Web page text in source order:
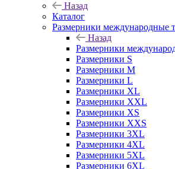
Назад
Каталог
Размерники международные
Назад
Размерники
Размерники S
Размерники M
Размерники L
Размерники XL
Размерники XXL
Размерники XS
Размерники XXS
Размерники 3XL
Размерники 4XL
Размерники 5XL
Размерники 6XL